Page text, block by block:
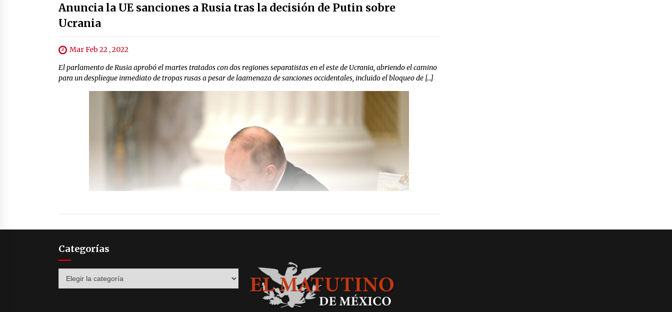
Anuncia la UE sanciones a Rusia tras la decisión de Putin sobre
Ucrania
Mar Feb 22 , 2022
El parlamento de Rusia aprobó el martes tratados con dos regiones separatistas en el este de Ucrania, abriendo el camino
para un despliegue inmediato de tropas rusas a pesar de laamenaza de sanciones occidentales, incluido el bloqueo de […]
Categorías